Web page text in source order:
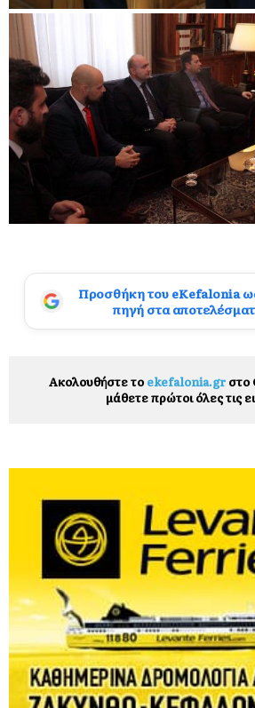
Προσθήκη του eKefalonia
πηγή στα
Ακολουθήστε το ekefalonia.grστο
μάθετε πρώτοι όλες τις